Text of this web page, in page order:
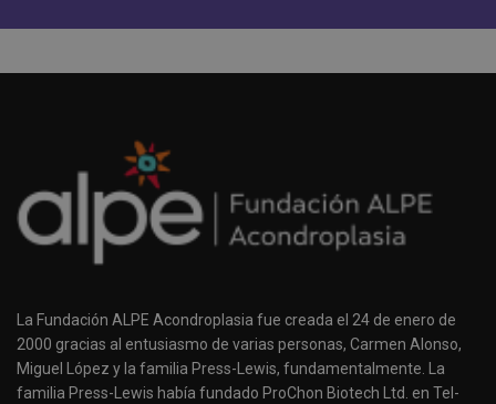
La Fundación ALPE Acondroplasia fue creada el 24 de enero de
2000 gracias al entusiasmo de varias personas, Carmen Alonso,
Miguel López y la familia Press-Lewis, fundamentalmente. La
familia Press-Lewis había fundado ProChon Biotech Ltd. en Tel-